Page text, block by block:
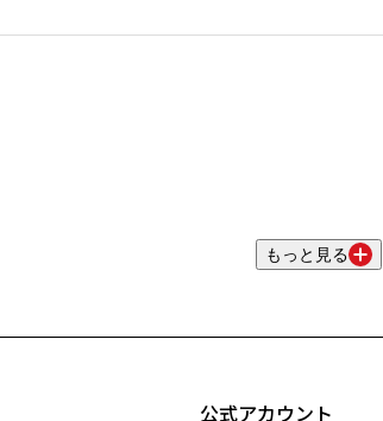
もっと見る
公式アカウント